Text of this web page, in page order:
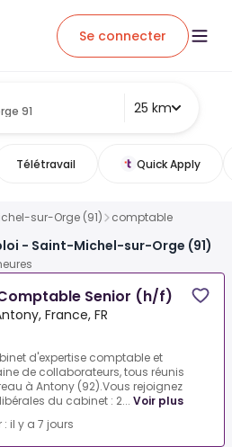
Se connecter
91 25 km
Télétravail Quick Apply
sur-Orge (91) comptable
- Saint-Michel-sur-Orge (91)
Senior (h/f)
France, FR
d'expertise comptable et
de collaborateurs, tous réunis
à Antony (92).Vous rejoignez
du cabinet : 2... Voir plus
: il y a 7 jours